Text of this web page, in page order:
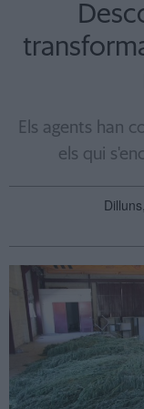
Els agents han
els qui